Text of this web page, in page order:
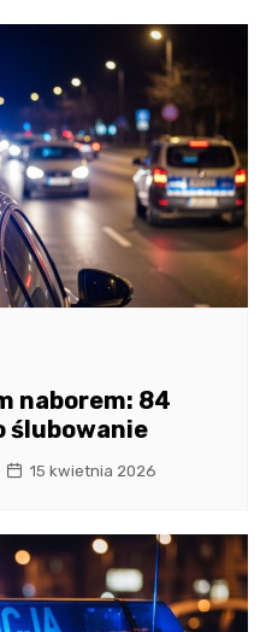
naborem: 84
ślubowanie
15 kwietnia 2026